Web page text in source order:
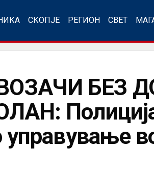
СКОПЈЕ РЕГИОН СВЕТ
БЕЗ
управување